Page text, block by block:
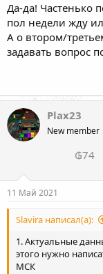
Да-да! Частенько
пол недели жду
А о втором/
задавать вопрос
Plax23
New member
₲74
11 Май 2021
Slavira написал(а):
1. Актуальные
этого нужно
МСК